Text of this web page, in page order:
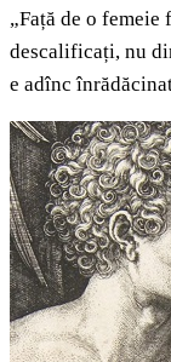
„Față de o
descalificați, nu
e adînc